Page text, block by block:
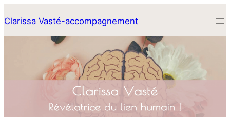
au
contenu
Clarissa Vasté-accompagnement